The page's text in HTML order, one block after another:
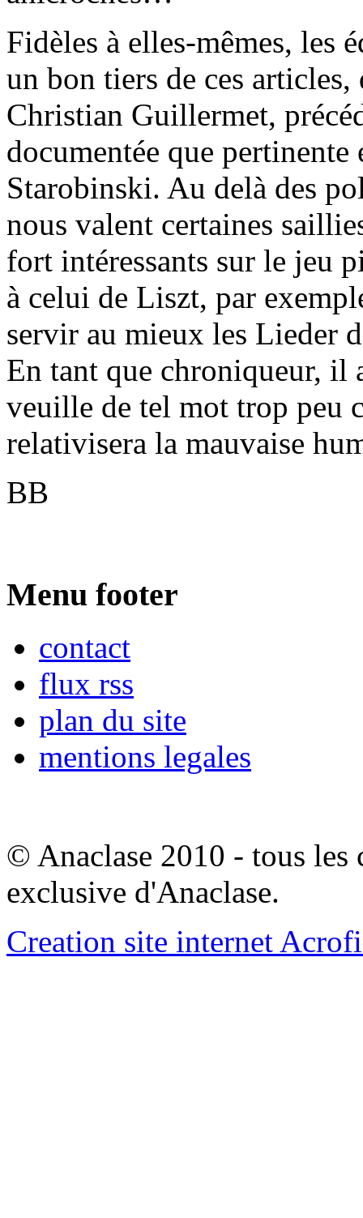
Fidèles à elles-mêmes, les
un bon tiers de ces
Christian Guillermet,
documentée que pertinente
Starobinski. Au delà des
nous valent certaines
fort intéressants sur le jeu
à celui de Liszt, par
servir au mieux les Lieder
En tant que chroniqueur, il
veuille de tel mot trop peu
relativisera la mauvaise
BB
Menu footer
contact
flux rss
plan du site
mentions legales
© Anaclase 2010 - tous les
exclusive d'Anaclase.
Creation site internet